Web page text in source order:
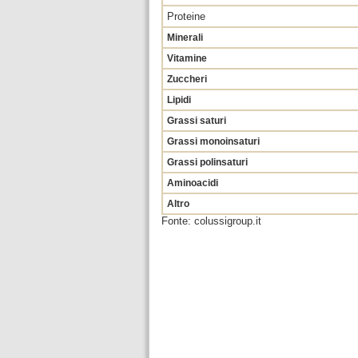
Proteine
Minerali
Vitamine
Zuccheri
Lipidi
Grassi saturi
Grassi monoinsaturi
Grassi polinsaturi
Aminoacidi
Altro
Fonte: colussigroup.it